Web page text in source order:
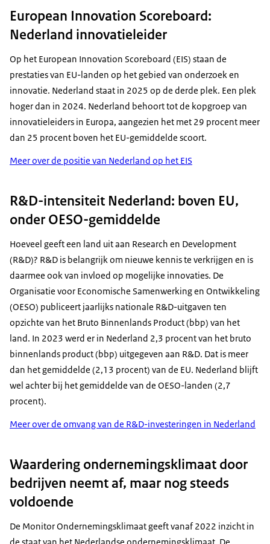
European Innovation Scoreboard:
Nederland innovatieleider
Op het European Innovation Scoreboard (EIS) staan de
prestaties van EU-landen op het gebied van onderzoek en
innovatie. Nederland staat in 2025 op de derde plek. Een plek
hoger dan in 2024. Nederland behoort tot de kopgroep van
innovatieleiders in Europa, aangezien het met 29 procent meer
dan 25 procent boven het EU-gemiddelde scoort.
Meer over de positie van Nederland op het EIS
R&D-intensiteit Nederland: boven EU,
onder OESO-gemiddelde
Hoeveel geeft een land uit aan Research en Development
(R&D)? R&D is belangrijk om nieuwe kennis te verkrijgen en is
daarmee ook van invloed op mogelijke innovaties. De
Organisatie voor Economische Samenwerking en Ontwikkeling
(OESO) publiceert jaarlijks nationale R&D-uitgaven ten
opzichte van het Bruto Binnenlands Product (bbp) van het
land. In 2023 werd er in Nederland 2,3 procent van het bruto
binnenlands product (bbp) uitgegeven aan R&D. Dat is meer
dan het gemiddelde (2,13 procent) van de EU. Nederland blijft
wel achter bij het gemiddelde van de OESO-landen (2,7
procent).
Meer over de omvang van de R&D-investeringen in Nederland
Waardering ondernemingsklimaat door
bedrijven neemt af, maar nog steeds
voldoende
De Monitor Ondernemingsklimaat geeft vanaf 2022 inzicht in